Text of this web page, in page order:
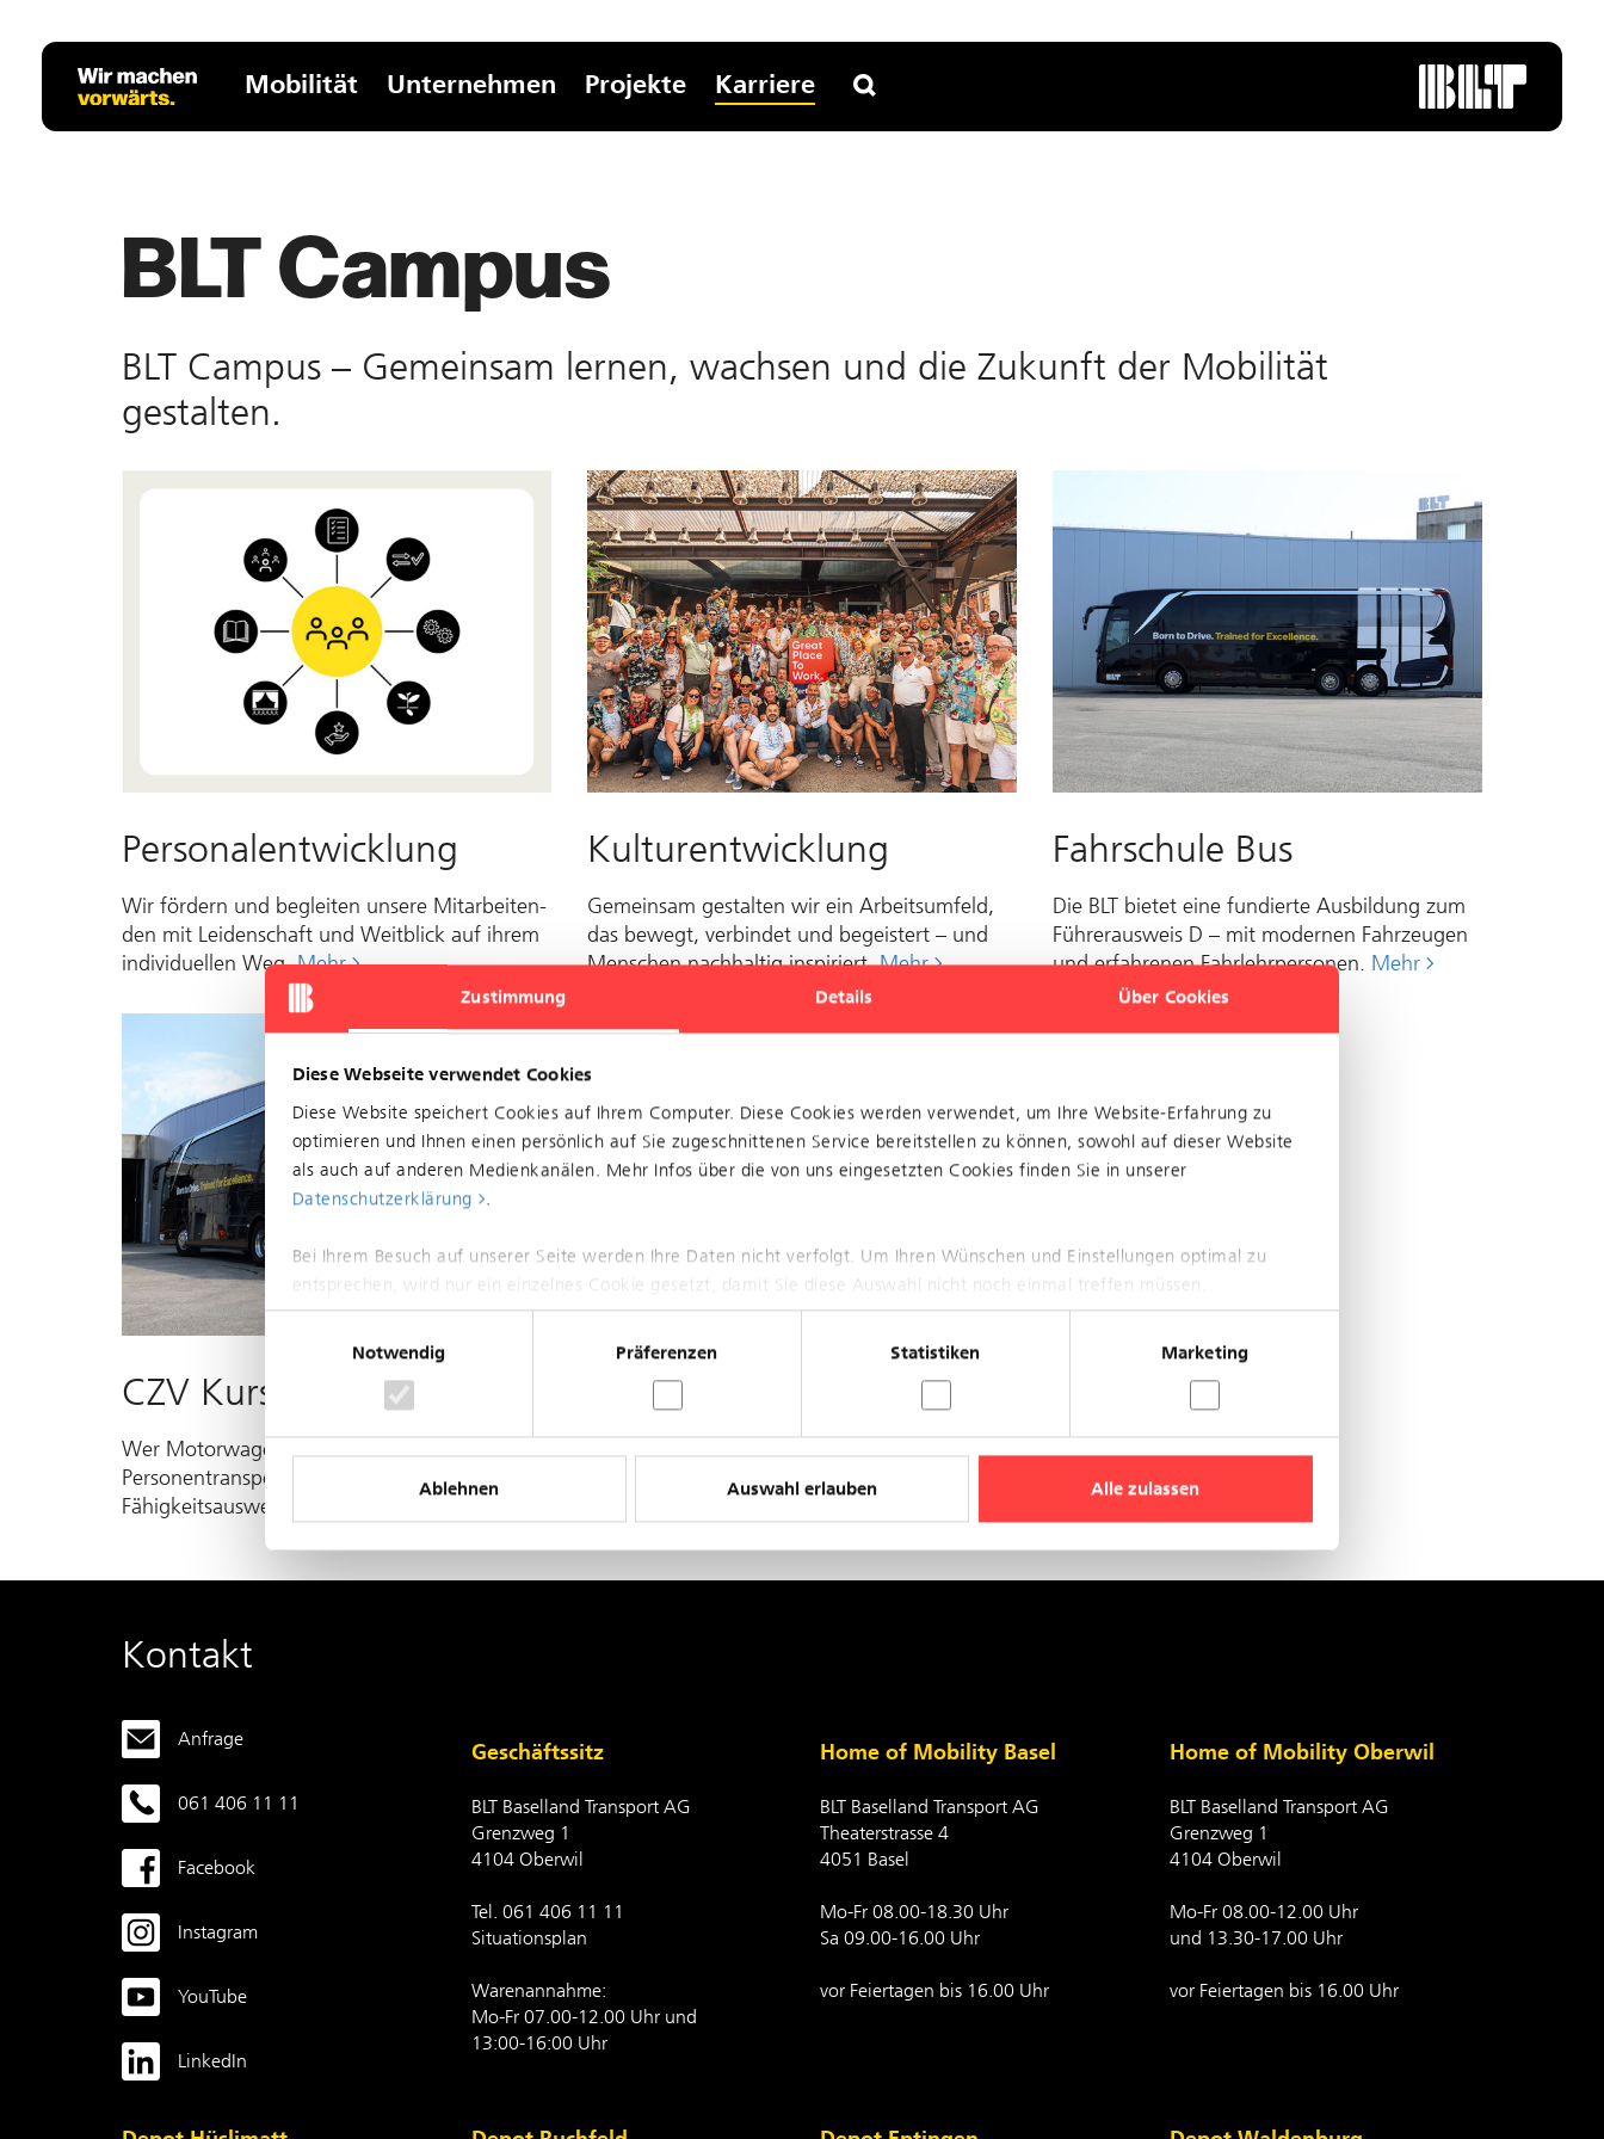
Zustimmung Details Über Cookies
Diese Webseite verwendet Cookies
Diese Website speichert Cookies auf Ihrem Computer. Diese Cookies werden verwendet, um Ihre Website-Erfahrung zu
optimieren und Ihnen einen persönlich auf Sie zugeschnittenen Service bereitstellen zu können, sowohl auf dieser Website
als auch auf anderen Medienkanälen. Mehr Infos über die von uns eingesetzten Cookies finden Sie in unserer
Datenschutzerklärung
.
Bei Ihrem Besuch auf unserer Seite werden Ihre Daten nicht verfolgt. Um Ihren Wünschen und Einstellungen optimal zu
entsprechen, wird nur ein einzelnes Cookie gesetzt, damit Sie diese Auswahl nicht noch einmal treffen müssen.
Notwendig
Präferenzen Statistiken Marketing
Ablehnen Auswahl erlauben Alle zulassen
Mobilität Unternehmen Projekte Karriere
BLT Campus
BLT Campus – Ge­mein­sam lernen, wach­sen und die Zu­kunft der Mo­bi­li­tät
gestalten.
Personalentwicklung
Wir fördern und begleiten unsere Mit­ar­bei­ten­
den mit Leiden­schaft und Weit­blick auf ihrem
individuellen Weg.Mehr
Kulturentwicklung
Gemeinsam ge­stalten wir ein Ar­beits­um­feld,
das be­wegt, ver­bindet und be­gei­stert – und
Men­schen nach­haltig inspiriert.Mehr
Fahrschule Bus
Die BLT bietet eine fundierte Aus­bil­dung zum
Führer­aus­weis D – mit modernen Fahr­zeugen
und er­fahren­en Fahrlehr­per­sonen. Mehr
CZV Kurse
Wer Motor­wagen der Ka­te­go­rien D/D1 für
Per­sonen­trans­porte führen will, be­nötigt den
Fähigkeits­aus­weis (CZV).
Kontakt
Anfrage
061 406 11 11
Facebook
Instagram
YouTube
LinkedIn
Geschäftssitz
BLT Baselland Transport AG
Grenzweg 1
4104 Oberwil
Tel. 061 406 11 11
Situationsplan
Warenannahme:
Mo-Fr 07.00-12.00 Uhr und
13:00-16:00 Uhr
Home of Mobility Basel
BLT Baselland Transport AG
Theaterstrasse 4
4051 Basel
Mo-Fr 08.00-18.30 Uhr
Sa 09.00-16.00 Uhr
vor Feiertagen bis 16.00 Uhr
Home of Mobility Oberwil
BLT Baselland Transport AG
Grenzweg 1
4104 Oberwil
Mo-Fr 08.00-12.00 Uhr
und 13.30-17.00 Uhr
vor Feiertagen bis 16.00 Uhr